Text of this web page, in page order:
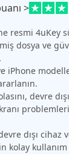
>
resmi 4uKey
dosya ve
iPhone
devre
dışı cihaz
kolay kullanım